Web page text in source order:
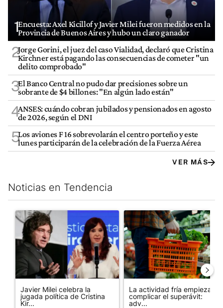
1Encuesta: Axel Kicillof y Javier Milei fueron medidos en la
Provincia de Buenos Aires y hubo un claro ganador
2Jorge Gorini, el juez del caso Vialidad, declaró que Cristina
Kirchner está pagando las consecuencias de cometer "un
delito comprobado"
3El Banco Central no pudo dar precisiones sobre un
sobrante de $4 billones: "En algún lado están"
4ANSES: cuándo cobran jubilados y pensionados en agosto
de 2026, según el DNI
5Los aviones F 16 sobrevolarán el centro porteño y este
lunes participarán de la celebración de la Fuerza Aérea
VER MÁS
Noticias en Tendencia
Este listado muestra los artículos con más comentarios en los
Un artículo de tendencia con el título "Javier Milei celebra la
Javier Milei celebra la
jugada política de Cristina
Kir...
Un artículo de tendencia con
La actividad fría empieza a
complicar el superávit:
adv...